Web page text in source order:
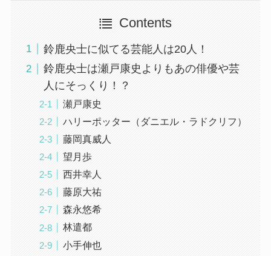
Contents
鈴鹿央士に似てる芸能人は20人！
鈴鹿央士は瀬戸康史よりもあの俳優や芸
人にそっくり！？
瀬戸康史
ハリーポッター（ダニエル・ラドクリフ）
藤岡真威人
望月歩
西井幸人
藤原大祐
森永悠希
林遣都
小手伸也